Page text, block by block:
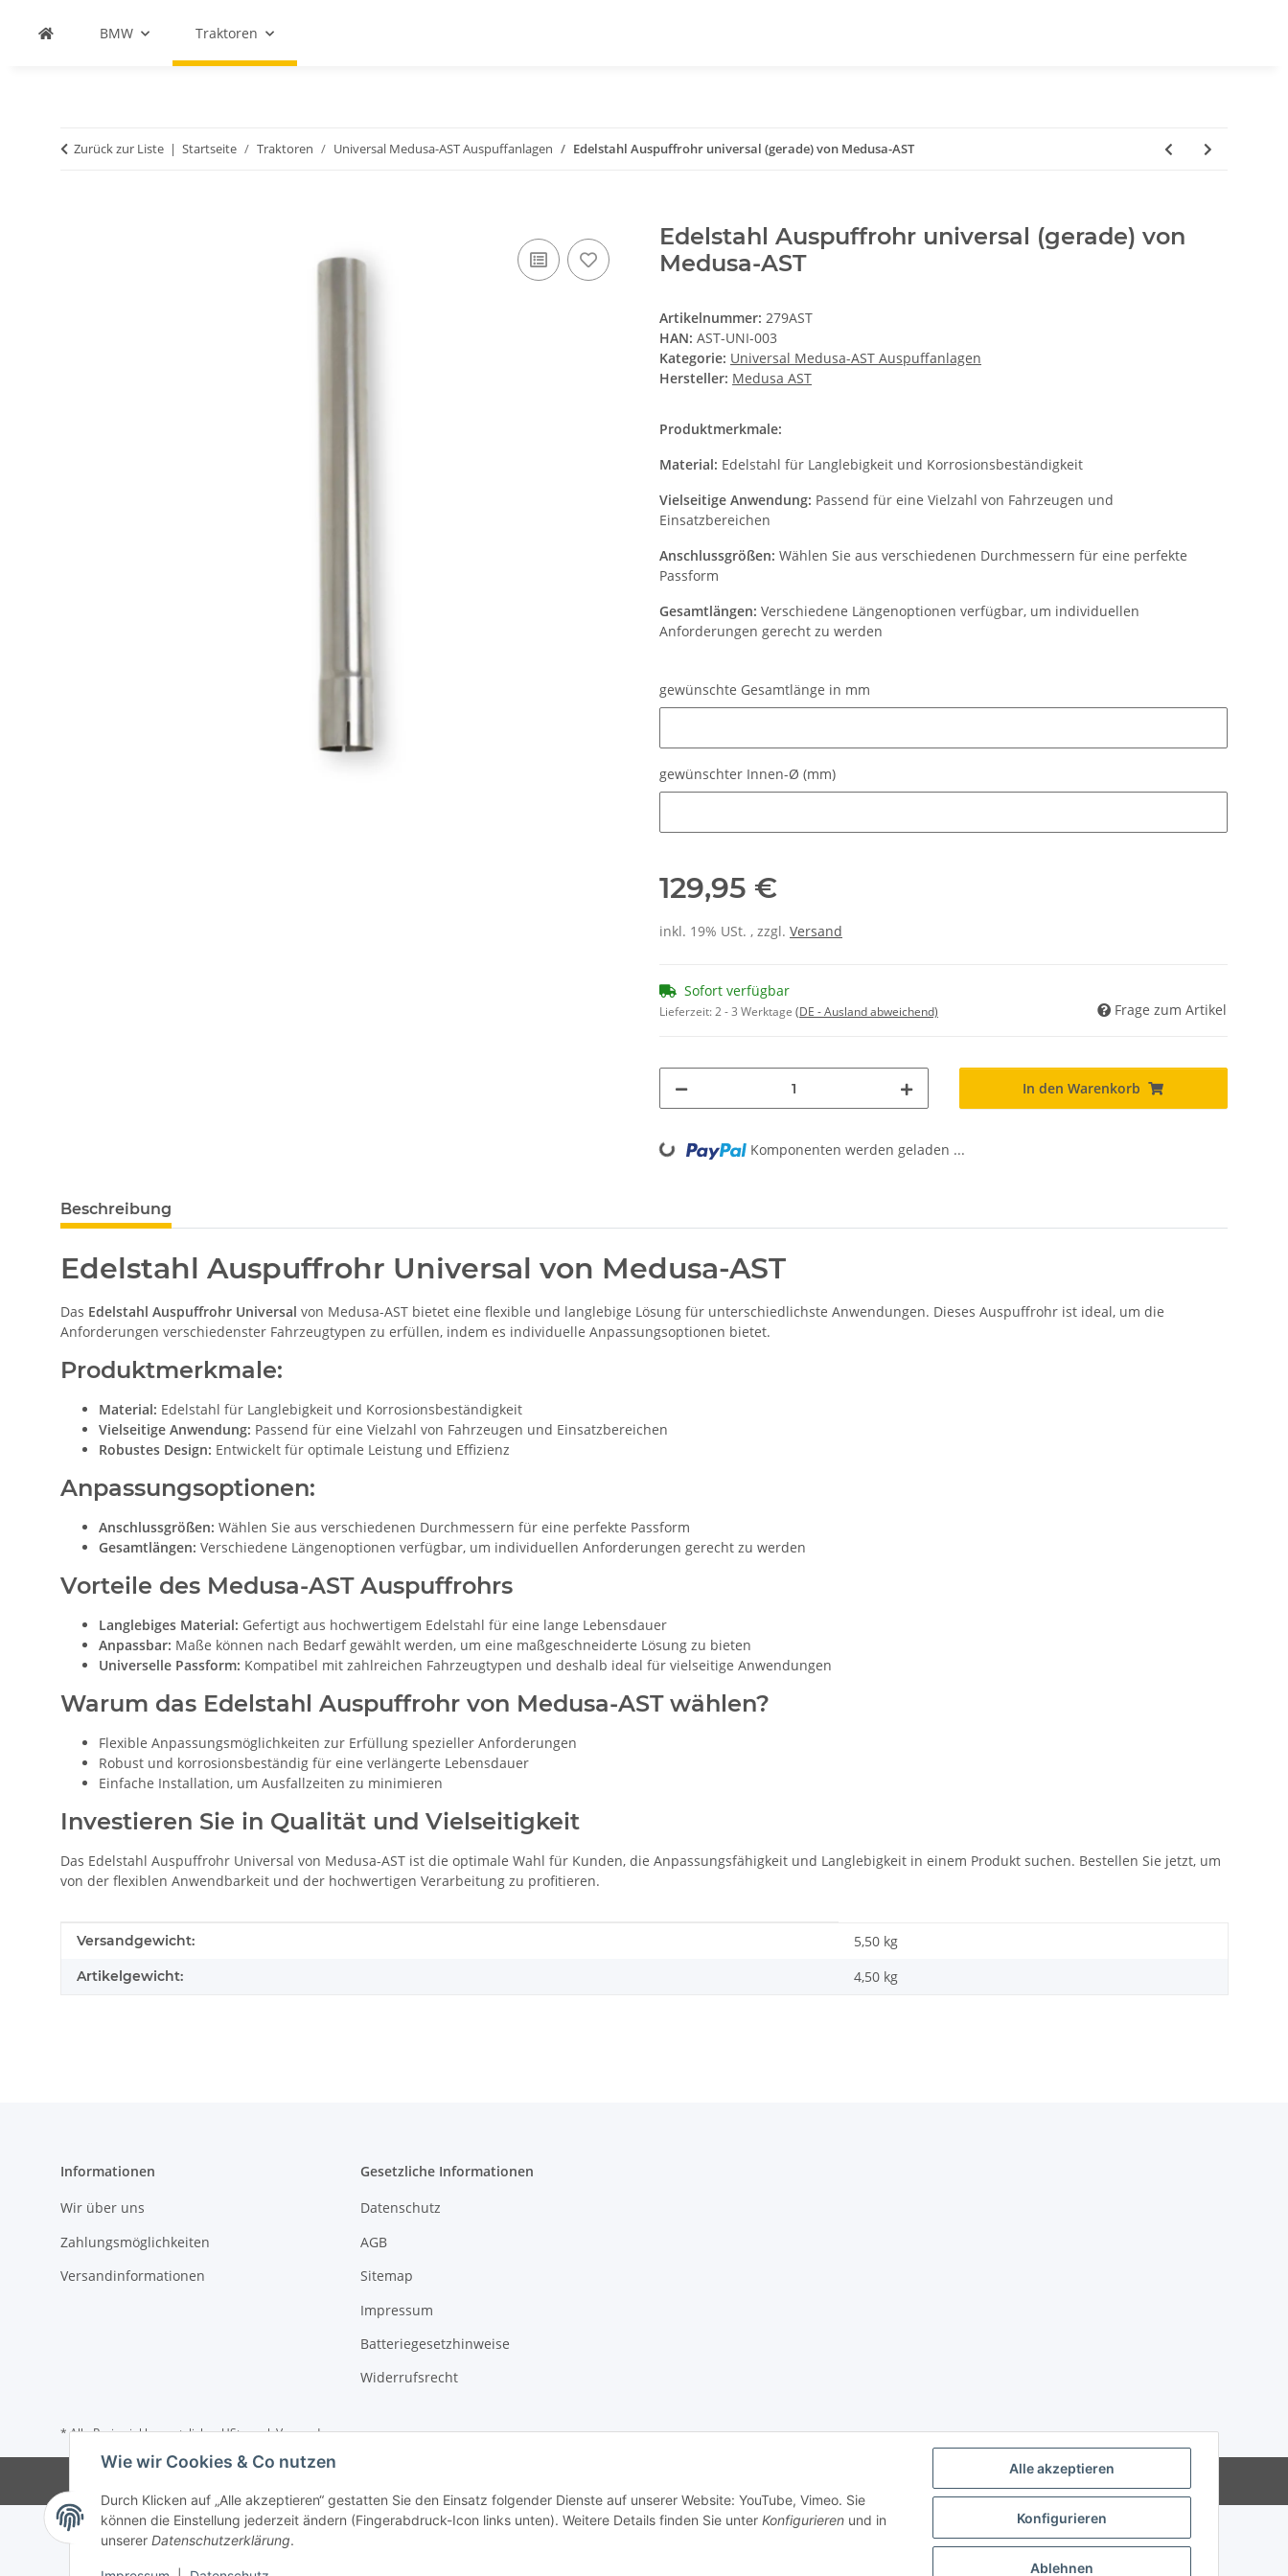
Alle akzeptieren
Konfigurieren
Ablehnen
Wie wir Cookies & Co nutzen
Durch Klicken auf „Alle akzeptieren“ gestatten Sie den Einsatz folgender Dienste auf unserer Website: YouTube, Vimeo. Sie
können die Einstellung jederzeit ändern (Fingerabdruck-Icon links unten). Weitere Details finden Sie unter Konfigurieren und in
unserer Datenschutzerklärung.
BMW Traktoren
Zurück zur Liste Startseite Traktoren Universal Medusa-AST Auspuffanlagen Edelstahl Auspuffrohr universal (gerade) von Medusa-AST
Edelstahl Auspuffrohr universal (gerade) von
Medusa-AST
Artikelnummer: 279AST
HAN: AST-UNI-003
Kategorie: Universal Medusa-AST Auspuffanlagen
Hersteller: Medusa AST
Produktmerkmale:
Material: Edelstahl für Langlebigkeit und Korrosionsbeständigkeit
Vielseitige Anwendung: Passend für eine Vielzahl von Fahrzeugen und
Einsatzbereichen
Anschlussgrößen: Wählen Sie aus verschiedenen Durchmessern für eine perfekte
Passform
Gesamtlängen: Verschiedene Längenoptionen verfügbar, um individuellen
Anforderungen gerecht zu werden
gewünschte Gesamtlänge in mm
gewünschter Innen-Ø (mm)
129,95 €
inkl. 19% USt. , zzgl. Versand
Sofort verfügbar
Lieferzeit:2 - 3 Werktage (DE - Ausland abweichend) Frage zum Artikel
In den Warenkorb
Loading... Komponenten werden geladen ...
Beschreibung
Edelstahl Auspuffrohr Universal von Medusa-AST
Das Edelstahl Auspuffrohr Universal von Medusa-AST bietet eine flexible und langlebige Lösung für unterschiedlichste Anwendungen. Dieses Auspuffrohr ist ideal, um die
Anforderungen verschiedenster Fahrzeugtypen zu erfüllen, indem es individuelle Anpassungsoptionen bietet.
Produktmerkmale:
Material: Edelstahl für Langlebigkeit und Korrosionsbeständigkeit
Vielseitige Anwendung: Passend für eine Vielzahl von Fahrzeugen und Einsatzbereichen
Robustes Design: Entwickelt für optimale Leistung und Effizienz
Anpassungsoptionen:
Anschlussgrößen: Wählen Sie aus verschiedenen Durchmessern für eine perfekte Passform
Gesamtlängen: Verschiedene Längenoptionen verfügbar, um individuellen Anforderungen gerecht zu werden
Vorteile des Medusa-AST Auspuffrohrs
Langlebiges Material: Gefertigt aus hochwertigem Edelstahl für eine lange Lebensdauer
Anpassbar: Maße können nach Bedarf gewählt werden, um eine maßgeschneiderte Lösung zu bieten
Universelle Passform: Kompatibel mit zahlreichen Fahrzeugtypen und deshalb ideal für vielseitige Anwendungen
Warum das Edelstahl Auspuffrohr von Medusa-AST wählen?
Flexible Anpassungsmöglichkeiten zur Erfüllung spezieller Anforderungen
Robust und korrosionsbeständig für eine verlängerte Lebensdauer
Einfache Installation, um Ausfallzeiten zu minimieren
Investieren Sie in Qualität und Vielseitigkeit
Das Edelstahl Auspuffrohr Universal von Medusa-AST ist die optimale Wahl für Kunden, die Anpassungsfähigkeit und Langlebigkeit in einem Produkt suchen. Bestellen Sie jetzt, um
von der flexiblen Anwendbarkeit und der hochwertigen Verarbeitung zu profitieren.
Produkteigenschaft
Wert
Versandgewicht: 5,50 kg
Artikelgewicht: 4,50 kg
Informationen
Wir über uns
Zahlungsmöglichkeiten
Versandinformationen
Gesetzliche Informationen
Datenschutz
AGB
Sitemap
Impressum
Batteriegesetzhinweise
Widerrufsrecht
* Alle Preise inkl. gesetzlicher USt., zzgl.Versand